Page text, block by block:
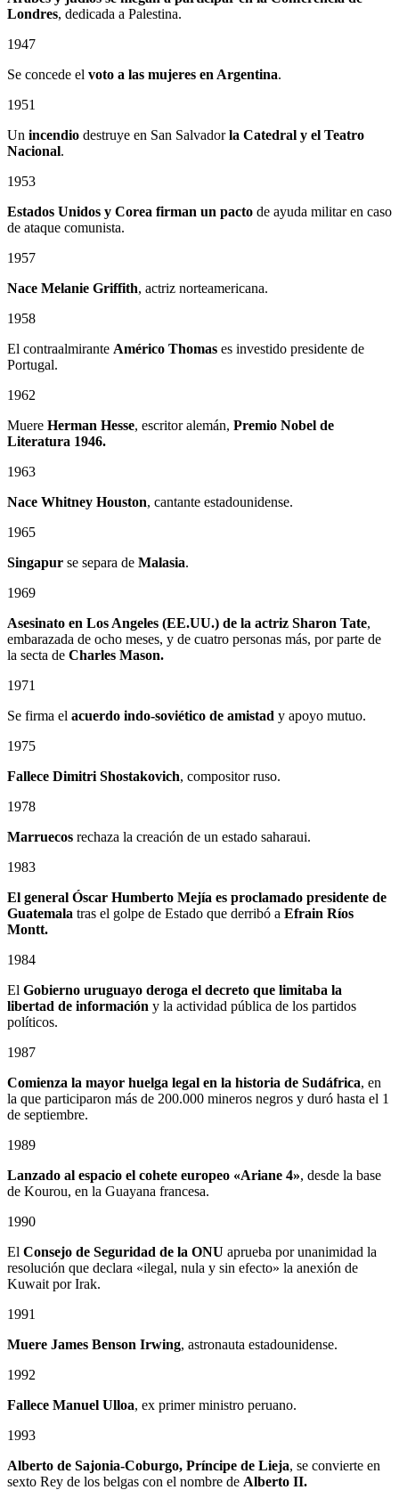
Londres, dedicada a Palestina.
1947
Se concede el voto a las mujeres en Argentina.
1951
Un incendio destruye en San Salvadorla Catedral y el Teatro
Nacional.
1953
Estados Unidos y Corea firman un pacto de ayuda militar en caso
de ataque comunista.
1957
Nace Melanie Griffith, actriz norteamericana.
1958
El contraalmirante Américo Thomas es investido presidente de
Portugal.
1962
Muere Herman Hesse, escritor alemán, Premio Nobel de
Literatura 1946.
1963
Nace Whitney Houston, cantante estadounidense.
1965
Singapur se separa de Malasia.
1969
Asesinato en Los Angeles (EE.UU.) de la actriz Sharon Tate,
embarazada de ocho meses, y de cuatro personas más, por parte de
la secta de Charles Mason.
1971
Se firma el acuerdo indo-soviético de amistad y apoyo mutuo.
1975
Fallece Dimitri Shostakovich, compositor ruso.
1978
Marruecos rechaza la creación de un estado saharaui.
1983
El general Óscar Humberto Mejía es proclamado presidente de
Guatemala tras el golpe de Estado que derribó a Efrain Ríos
Montt.
1984
El Gobierno uruguayo deroga el decreto que limitaba la
libertad de información y la actividad pública de los partidos
políticos.
1987
Comienza la mayor huelga legal en la historia de Sudáfrica, en
la que participaron más de 200.000 mineros negros y duró hasta el 1
de septiembre.
1989
Lanzado al espacio el cohete europeo «Ariane 4», desde la base
de Kourou, en la Guayana francesa.
1990
El Consejo de Seguridad de la ONU aprueba por unanimidad la
resolución que declara «ilegal, nula y sin efecto» la anexión de
Kuwait por Irak.
1991
Muere James Benson Irwing, astronauta estadounidense.
1992
Fallece Manuel Ulloa, ex primer ministro peruano.
1993
Alberto de Sajonia-Coburgo, Príncipe de Lieja, se convierte en
sexto Rey de los belgas con el nombre de Alberto II.